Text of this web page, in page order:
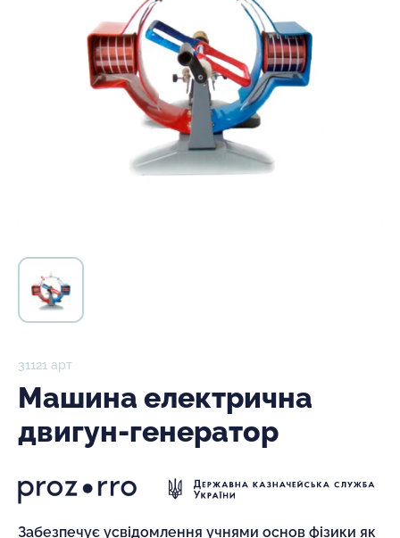
31121 арт
Машина електрична
двигун-генератор
Забезпечує усвідомлення учнями основ фізики як